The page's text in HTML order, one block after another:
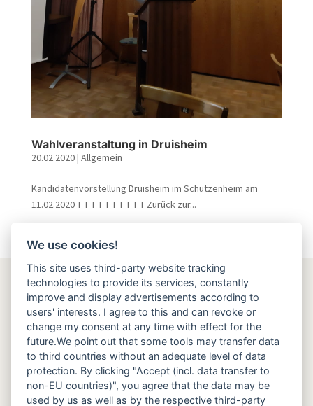
Wahlveranstaltung in Druisheim
20.02.2020| Allgemein
Kandidatenvorstellung Druisheim im Schützenheim am
11.02.2020 T T T T T T T T T T Zurück zur...
« Ältere Einträge
PWG Mertingen
Adresse
PWG Mertingen e.V.
Vorsitzender Kurt Niebler
Riemerfeldweg 8
86690 Mertingen
We use cookies!
This site uses third-party website tracking
technologies to provide its services, constantly
improve and display advertisements according to
users' interests. I agree to this and can revoke or
change my consent at any time with effect for the
future.We point out that some tools may transfer data
to third countries without an adequate level of data
protection. By clicking "Accept (incl. data transfer to
non-EU countries)", you agree that the data may be
used by us as well as by the respective third-party